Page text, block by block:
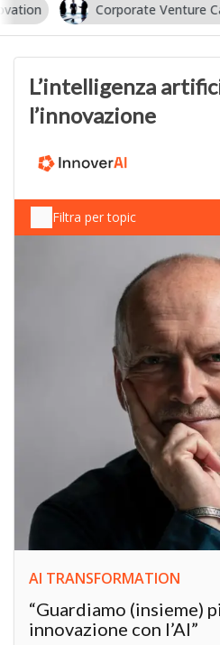
Corporate Venture Capital
L’intelligenza
l’innovazione
Filtra per topic
AI TRANSFORMATION
“Guardiamo (insieme)
innovazione con l’AI”